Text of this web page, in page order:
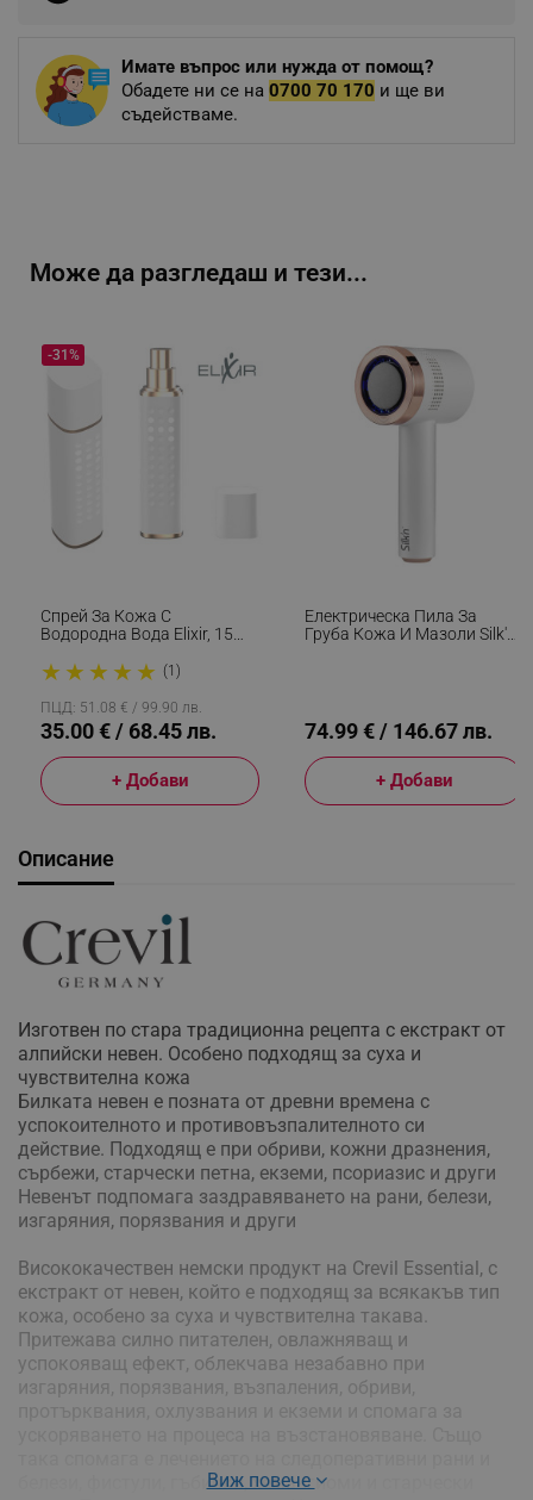
Имате въпрос или нужда от помощ?
Обадете ни се на 0700 70 170 и ще ви
съдействаме.
Може да разгледаш и тези...
Спрей За Кожа С
Водородна Вода Elixir, 15
Ефект, Антиоксидантно
Действие, Бял
★ ★ ★ ★ ★ (1)
-31%
ПЦД: 51.08 € / 99.90 лв.
35.00 € / 68.45 лв.
+ Добави
Електрическа Пила За
Груба Кожа И Мазоли Silk'n
Бял/розово Злато
74.99 € / 146.67 лв.
+ Добави
Описание
Изготвен по стара традиционна рецепта с екстракт от
алпийски невен. Особено подходящ за суха и
чувствителна кожа
Билката невен е позната от древни времена с
успокоителното и противовъзпалителното си
действие. Подходящ е при обриви, кожни дразнения,
сърбежи, старчески петна, екземи, псориазис и други
Невенът подпомага заздравяването на рани, белези,
изгаряния, порязвания и други
Висококачествен немски продукт на Crevil Essential, с
екстракт от невен, който е подходящ за всякакъв тип
кожа, особено за суха и чувствителна такава.
Притежава силно питателен, овлажняващ и
успокояващ ефект, облекчава незабавно при
изгаряния, порязвания, възпаления, обриви,
белези, фистули, гъбички, хемангиоми и старчески
Виж повече